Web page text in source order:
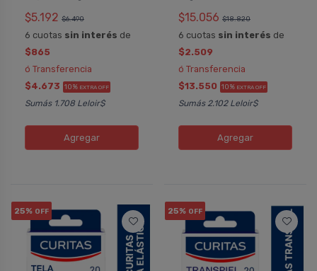
$5.192 $6.490
6 cuotas sin interés de
$865
ó Transferencia
$4.673 10% EXTRA OFF
Sumás 1.708 Leloir$
Agregar
$15.056 $18.820
6 cuotas sin interés de
$2.509
ó Transferencia
$13.550 10% EXTRA OFF
Sumás 2.102 Leloir$
Agregar
25% OFF 25% OFF